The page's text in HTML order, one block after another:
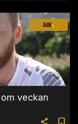
veckan